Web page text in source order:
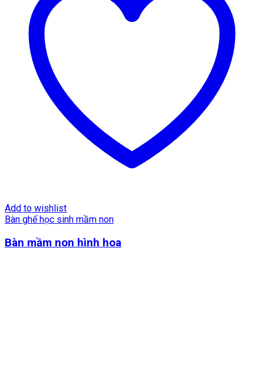
Add to wishlist
Bàn ghế học sinh mầm non
Bàn mầm non hình hoa